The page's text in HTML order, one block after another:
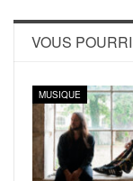
VOUS
MUSIQUE